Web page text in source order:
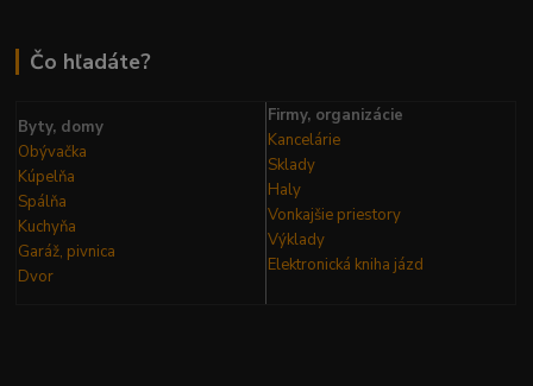
Čo hľadáte?
Byty, domy
Obývačka
Kúpelňa
Spálňa
Kuchyňa
Garáž, pivnica
Dvor
Firmy, organizácie
Kancelárie
Sklady
Haly
Vonkajšie priestory
Výklady
Elektronická kniha jázd